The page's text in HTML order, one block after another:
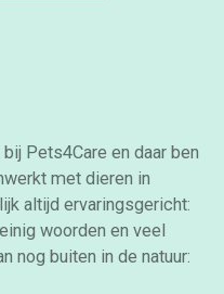
Pets4Care en daar ben
met dieren in
altijd ervaringsgericht:
woorden en veel
nog buiten in de natuur: